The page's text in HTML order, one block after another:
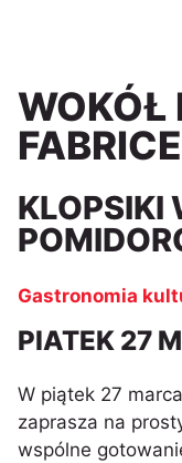
WOKÓŁ
KLOPSIKI
Gastronomia
PIATEK 27
W piątek 27
zaprasza na
wspólne